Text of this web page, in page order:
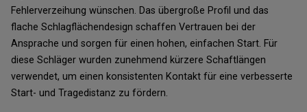
Fehlerverzeihung wünschen. Das übergroße Profil und das
flache Schlagflächendesign schaffen Vertrauen bei der
Ansprache und sorgen für einen hohen, einfachen Start. Für
diese Schläger wurden zunehmend kürzere Schaftlängen
verwendet, um einen konsistenten Kontakt für eine verbesserte
Start- und Tragedistanz zu fördern.